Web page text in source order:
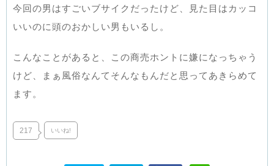
今回の男はすごいブサイクだったけど、見た目はカッコ
いいのに頭のおかしい男もいるし。
こんなことがあると、この商売ホントに嫌になっちゃう
けど、まぁ風俗なんてそんなもんだと思ってあきらめて
ます。
217 いいね!